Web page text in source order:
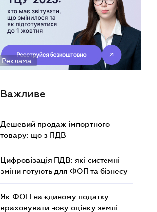
Реклама
Важливе
Дешевий продаж імпортного
товару: що з ПДВ
Цифровізація ПДВ: які системні
зміни готують для ФОП та бізнесу
Як ФОП на єдиному податку
враховувати нову оцінку землі